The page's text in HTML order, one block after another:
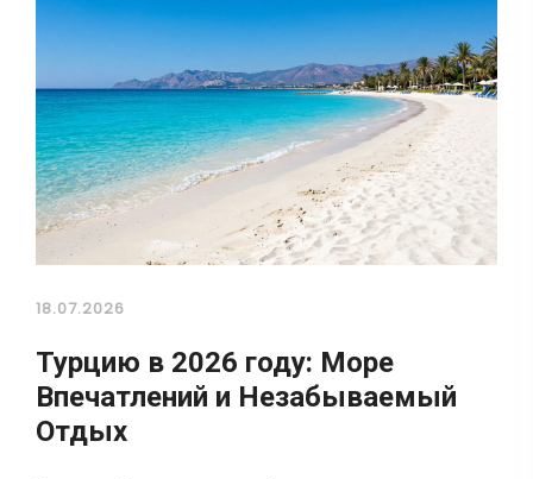
18.07.2026
Турцию в 2026 году: Море
Впечатлений и Незабываемый
Отдых